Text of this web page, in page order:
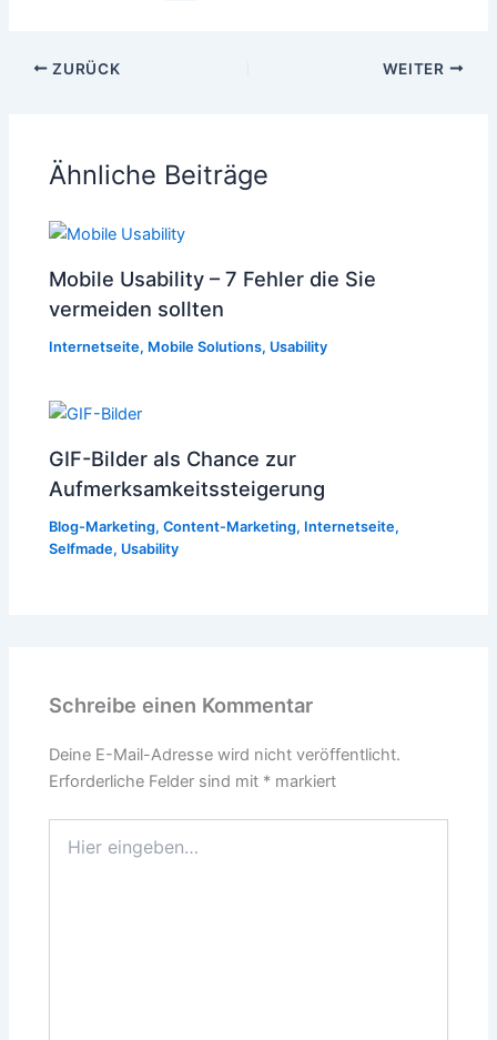
ZURÜCK WEITER
Ähnliche Beiträge
Mobile Usability – 7 Fehler die Sie
vermeiden sollten
Internetseite, Mobile Solutions, Usability
GIF-Bilder als Chance zur
Aufmerksamkeitssteigerung
Blog-Marketing,Content-Marketing, Internetseite,
Selfmade, Usability
Schreibe einen Kommentar
Deine E-Mail-Adresse wird nicht veröffentlicht.
Erforderliche Felder sind mit * markiert
eingeben…